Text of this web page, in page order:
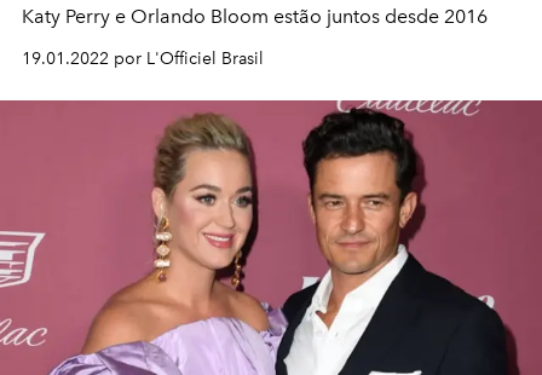
Katy Perry e Orlando Bloom estão juntos desde 2016
19.01.2022 por L'Officiel Brasil